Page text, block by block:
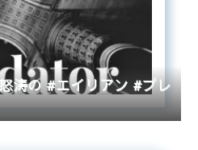
涛の #エイリアン #プレ